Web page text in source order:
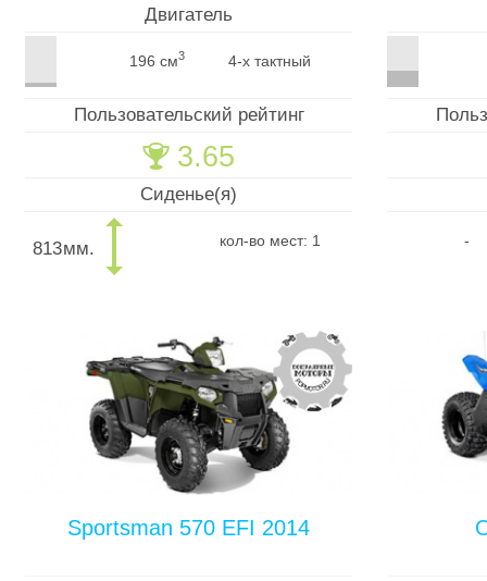
Двигатель
196 см3 4-х тактный
Пользовательский рейтинг
🏆 3.65
Сиденье(я)
813мм. кол-во мест: 1 -
Sportsman 570 EFI 2014